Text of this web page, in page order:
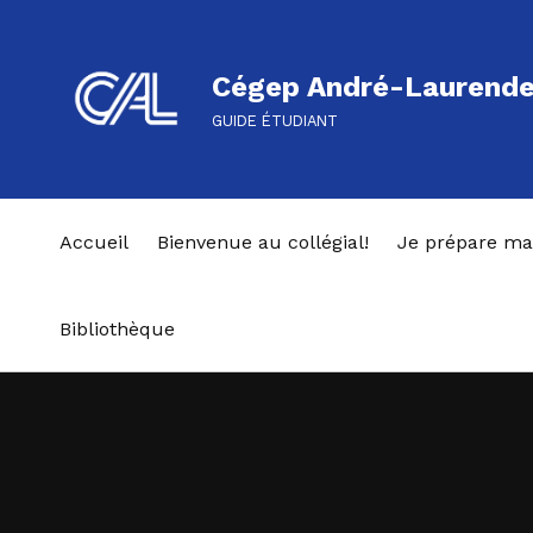
Cégep André-
GUIDE ÉTUDIANT
Accueil Bienvenue au collégial! Je prépare
Bibliothèque